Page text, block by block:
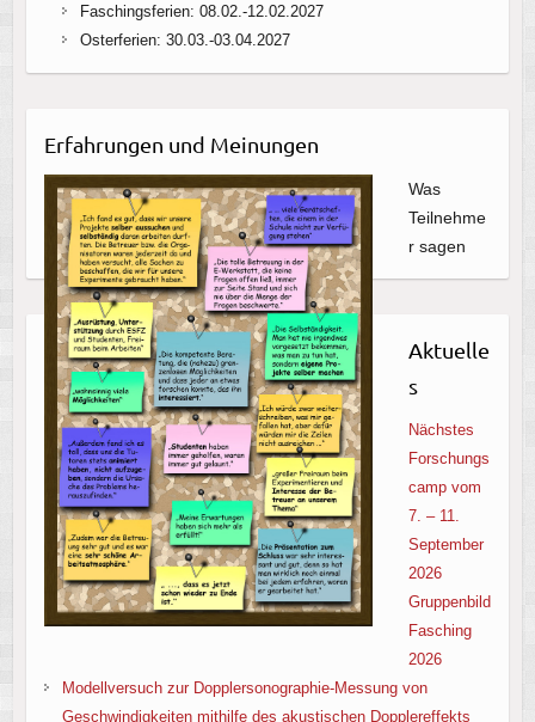
Faschingsferien: 08.02.-12.02.2027
Osterferien: 30.03.-03.04.2027
Erfahrungen und Meinungen
Was
Teilnehme
r sagen
Aktuelle
s
Nächstes
Forschungs
camp vom
7. – 11.
September
2026
Gruppenbild
Fasching
2026
Modellversuch zur Dopplersonographie-Messung von
Geschwindigkeiten mithilfe des akustischen Dopplereffekts